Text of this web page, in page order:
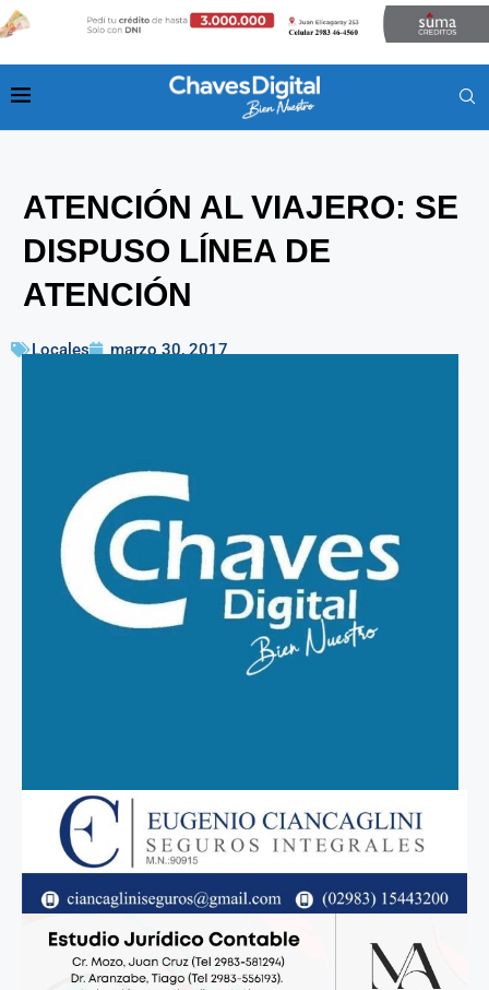
ATENCIÓN AL VIAJERO: SE
DISPUSO LÍNEA DE
ATENCIÓN
Locales marzo 30, 2017